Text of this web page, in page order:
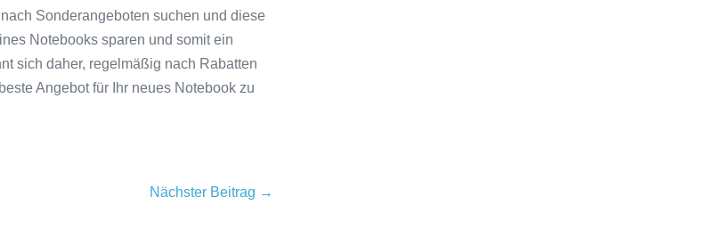
Sonderangeboten suchen und diese
Notebooks sparen und somit ein
sich daher, regelmäßig nach Rabatten
Angebot für Ihr neues Notebook zu
Nächster Beitrag →